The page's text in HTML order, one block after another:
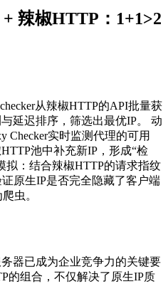
辣椒HTTP：1+1>2
从辣椒HTTP的API批量获
延迟排序，筛选出最优IP。 动
Checker实时监测代理的可用
池中补充新IP，形成“检
拟：结合辣椒HTTP的请求指纹
原生IP是否完全隐藏了客户端
虫。
器已成为企业竞争力的关键要
的组合，不仅解决了原生IP质